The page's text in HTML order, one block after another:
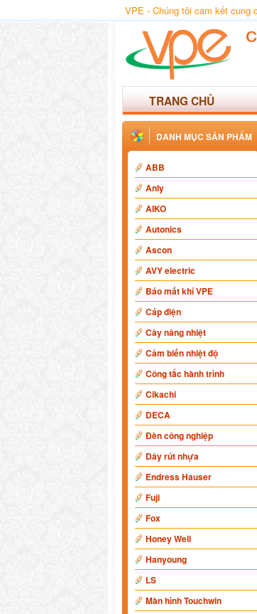
VPE - Chúng tôi cam kết cung
TRANG CHỦ
DANH MỤC SẢN PHẨM
ABB
Anly
AIKO
Autonics
Ascon
AVY electric
Báo mất khí VPE
Cáp điện
Cây nâng nhiệt
Cảm biến nhiệt độ
Công tắc hành trình
Cikachi
DECA
Đèn công nghiệp
Dây rút nhựa
Endress Hauser
Fuji
Fox
Honey Well
Hanyoung
LS
Màn hình Touchwin